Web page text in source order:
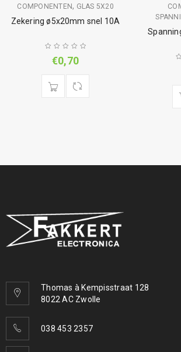
COMPONENTEN, GLAS 5X20
Zekering ø5x20mm snel 10A
€0,70
Thomas à Kempisstraat 128
8022 AC Zwolle
038 453 2357